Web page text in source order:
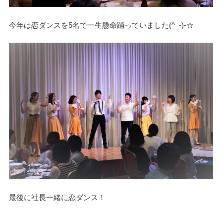
今年は恋ダンスを5名で一生懸命踊っていました(^_-)-☆
最後に社長一緒に恋ダンス！